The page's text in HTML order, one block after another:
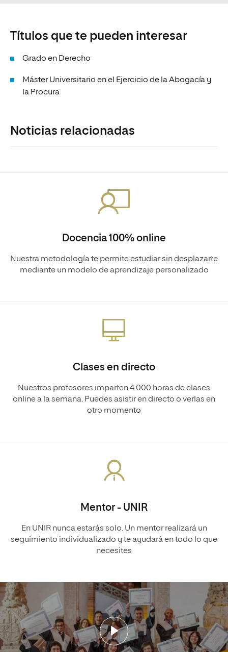
Títulos que te pueden interesar
Grado en Derecho
Máster Universitario en el Ejercicio de la Abogacía y
la Procura
Noticias relacionadas
Docencia 100% online
Nuestra metodología te permite estudiar sin desplazarte
mediante un modelo de aprendizaje personalizado
Clases en directo
Nuestros profesores imparten 4.000 horas de clases
online a la semana. Puedes asistir en directo o verlas en
otro momento
Mentor - UNIR
En UNIR nunca estarás solo. Un mentor realizará un
seguimiento individualizado y te ayudará en todo lo que
necesites